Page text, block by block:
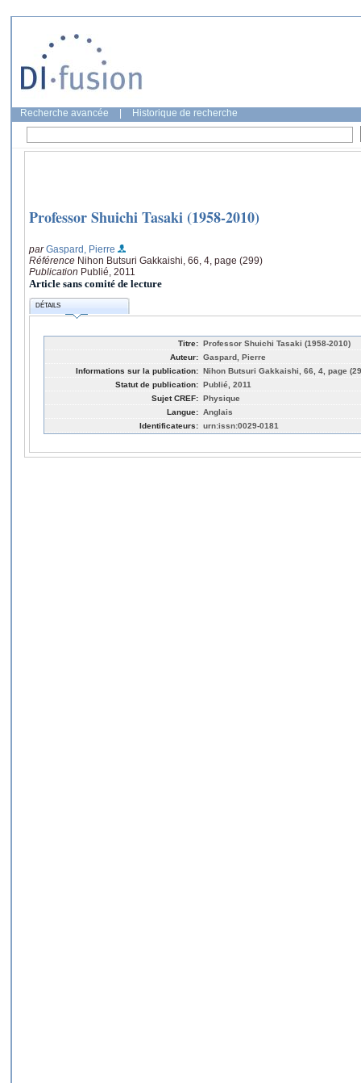
Recherche avancée Historique de recherche
Professor Shuichi Tasaki (1958-2010)
parGaspard, Pierre
Référence Nihon Butsuri Gakkaishi, 66, 4, page (299)
Publication Publié, 2011
Article sans comité de lecture
DÉTAILS
Titre: Professor Shuichi Tasaki (1958-2010)
Auteur: Gaspard, Pierre
Informations sur la publication: Nihon Butsuri Gakkaishi, 66, 4, page
Statut de publication: Publié, 2011
Sujet CREF: Physique
Langue: Anglais
Identificateurs: urn:issn:0029-0181